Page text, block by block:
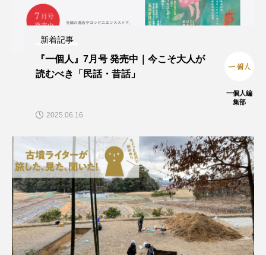
新着記事
『一個人』7月号 発売中｜今こそ大人が
読むべき「民話・昔話」
一個人編
集部
2025.06.16